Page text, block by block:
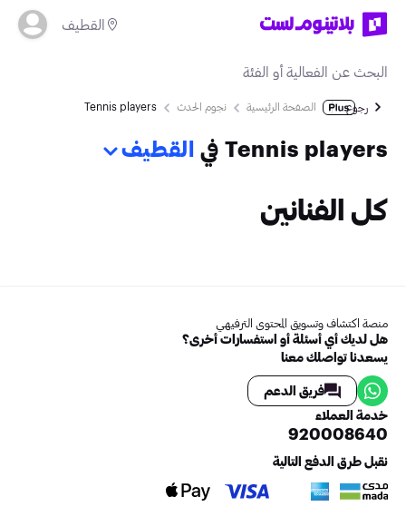
القطيف
رجوع الصفحة الرئيسية نجوم الحدث Tennis players
Tennis players في القطيف
كل الفنانين
منصة اكتشاف وتسويق المحتوى الترفيهي
هل لديك أي أسئلة أو استفسارات أخرى؟
يسعدنا تواصلك معنا
فريق الدعم
خدمة العملاء
920008640
نقبل طرق الدفع التالية